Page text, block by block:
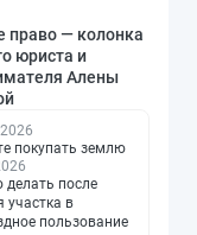
право — колонка
юриста и
Алены
покупать землю
делать после
участка в
пользование